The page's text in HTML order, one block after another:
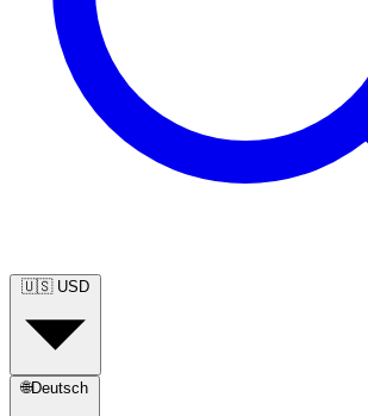
🇺🇸 USD
🌐Deutsch